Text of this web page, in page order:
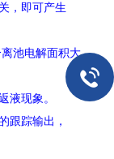
，即可产生
池电解面积大，
液现象。
跟踪输出，